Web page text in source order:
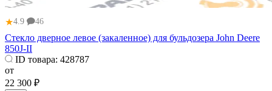
★4.9 46
Стекло дверное левое (закаленное) для бульдозера John Deere
850J-II
ID товара: 428787
от
22 300 ₽